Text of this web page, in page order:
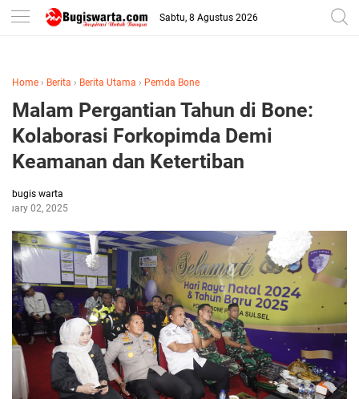
-->
Sabtu, 8 Agustus 2026
Home › Berita › Berita Utama › Pemda Bone
Malam Pergantian Tahun di Bone:
Kolaborasi Forkopimda Demi
Keamanan dan Ketertiban
bugis warta
02, 2025